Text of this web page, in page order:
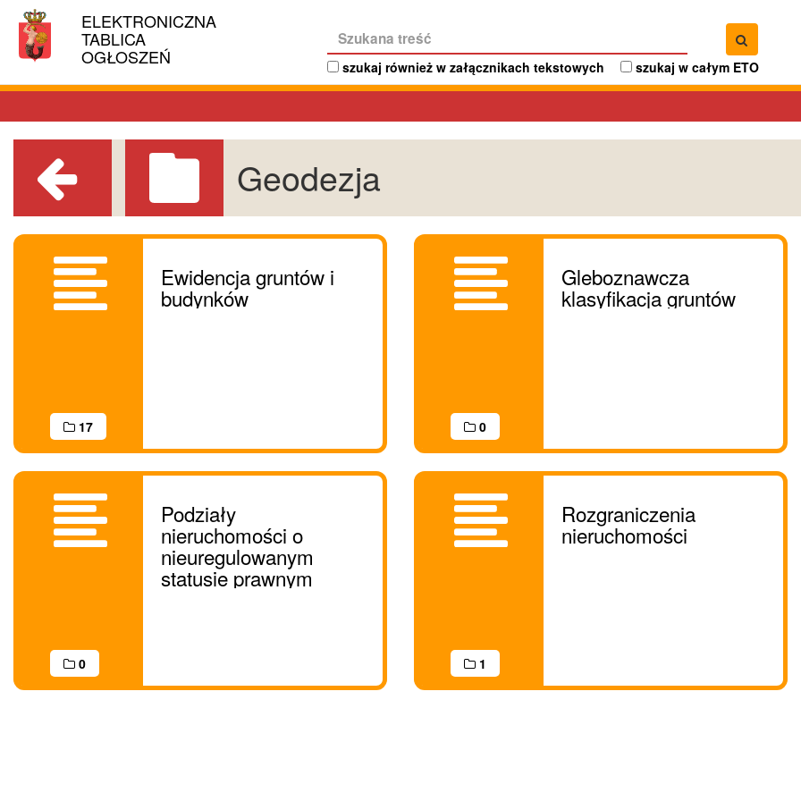
Linki
ułatwień
dostępu
MIASTO
STOŁECZNE
WARSZAWA
ELEKTRONICZNA
TABLICA
OGŁOSZEŃ
szukaj również w załącznikach tekstowych
szukaj w całym ETO
do
strony
Geodezja
17
Ewidencja gruntów i
budynków
0
Gleboznawcza
klasyfikacja gruntów
0
Podziały
nieruchomości o
nieuregulowanym
statusie prawnym
1
Rozgraniczenia
nieruchomości